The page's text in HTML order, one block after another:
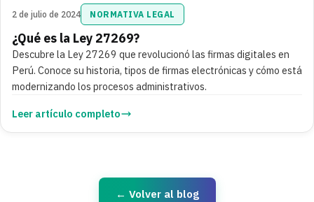
2 de julio de 2024 NORMATIVA LEGAL
¿Qué es la Ley 27269?
Descubre la Ley 27269 que revolucionó las firmas digitales en
Perú. Conoce su historia, tipos de firmas electrónicas y cómo está
modernizando los procesos administrativos.
Leer artículo completo
← Volver al blog